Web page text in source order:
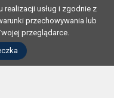
usług i zgodnie z
przechowywania lub
przeglądarce.